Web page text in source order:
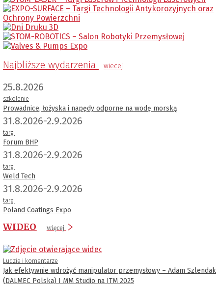
Najbliższe wydarzenia wiecej
25.8.2026
szkolenie
Prowadnice, łożyska i napędy odporne na wodę morską
31.8.2026-2.9.2026
targi
Forum BHP
31.8.2026-2.9.2026
targi
Weld Tech
31.8.2026-2.9.2026
targi
Poland Coatings Expo
WIDEO więcej
Ludzie i komentarze
Jak efektywnie wdrożyć manipulator przemysłowy – Adam Szlendak
(DALMEC Polska) I MM Studio na ITM 2025